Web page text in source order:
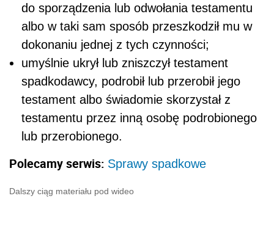
do sporządzenia lub odwołania testamentu
albo w taki sam sposób przeszkodził mu w
dokonaniu jednej z tych czynności;
umyślnie ukrył lub zniszczył testament
spadkodawcy, podrobił lub przerobił jego
testament albo świadomie skorzystał z
testamentu przez inną osobę podrobionego
lub przerobionego.
Polecamy serwis: Sprawy spadkowe
Dalszy ciąg materiału pod wideo